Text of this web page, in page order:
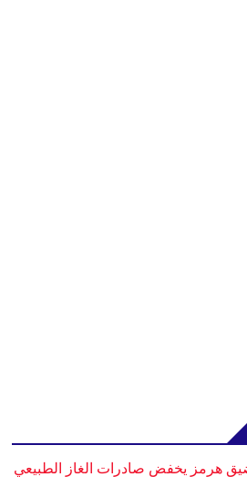
هرمز يخفض صادرات الغاز الطبيعي